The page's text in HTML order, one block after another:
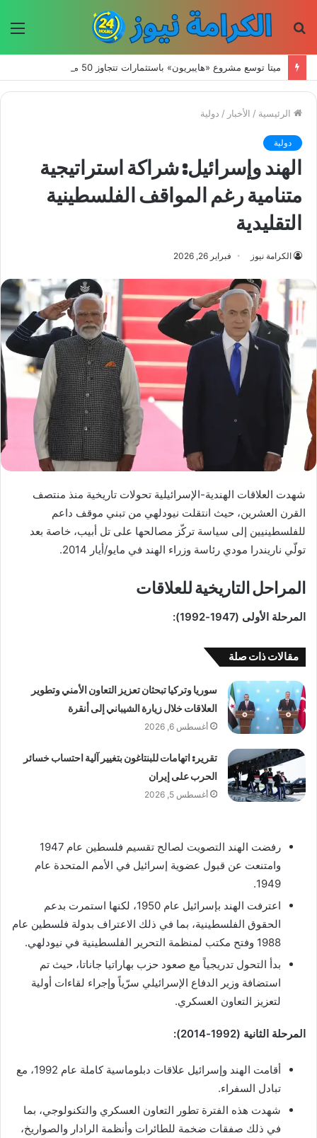
الرئيسية / الأخبار / دولية
دولية
الهند وإسرائيل: شراكة استراتيجية
متنامية رغم المواقف الفلسطينية
التقليدية
الكرامة نيوز فبراير 26, 2026
شهدت العلاقات الهندية-الإسرائيلية تحولات تاريخية منذ منتصف
القرن العشرين، حيث انتقلت نيودلهي من تبني موقف داعم
للفلسطينيين إلى سياسة تركّز مصالحها على تل أبيب، خاصة بعد
تولّي ناريندرا مودي رئاسة وزراء الهند في مايو/أيار 2014.
المراحل التاريخية للعلاقات
المرحلة الأولى (1947-1992):
مقالات ذات صلة
سوريا وتركيا تبحثان تعزيز التعاون الأمني وتطوير
العلاقات خلال زيارة الشيباني إلى أنقرة
أغسطس 6, 2026
تقرير: اتهامات للبنتاغون بتغيير آلية احتساب خسائر
الحرب على إيران
أغسطس 5, 2026
رفضت الهند التصويت لصالح تقسيم فلسطين عام 1947
وامتنعت عن قبول عضوية إسرائيل في الأمم المتحدة عام
1949.
اعترفت الهند بإسرائيل عام 1950، لكنها استمرت بدعم
الحقوق الفلسطينية، بما في ذلك الاعتراف بدولة فلسطين عام
1988 وفتح مكتب لمنظمة التحرير الفلسطينية في نيودلهي.
بدأ التحول تدريجياً مع صعود حزب بهاراتيا جاناتا، حيث تم
استضافة وزير الدفاع الإسرائيلي سرّياً وإجراء لقاءات أولية
لتعزيز التعاون العسكري.
المرحلة الثانية (1992-2014):
أقامت الهند وإسرائيل علاقات دبلوماسية كاملة عام 1992، مع
تبادل السفراء.
شهدت هذه الفترة تطور التعاون العسكري والتكنولوجي، بما
في ذلك صفقات ضخمة للطائرات وأنظمة الرادار والصواريخ،